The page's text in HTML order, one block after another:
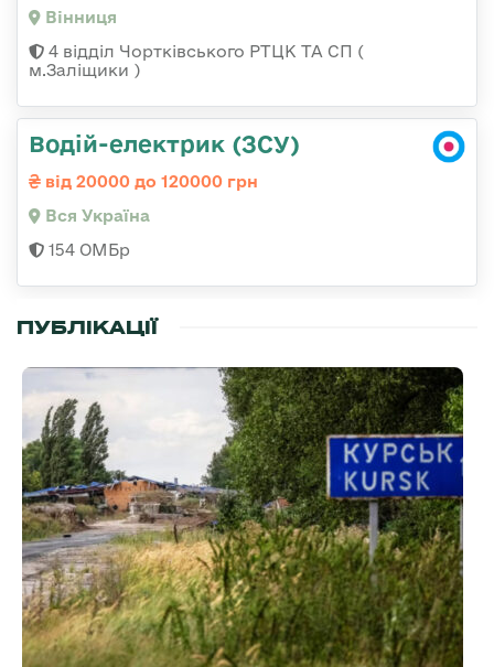
Вінниця
4 відділ Чортківського РТЦК ТА СП (
м.Заліщики )
Водій-електрик (ЗСУ)
від 20000 до 120000 грн
Вся Україна
154 ОМБр
ПУБЛІКАЦІЇ